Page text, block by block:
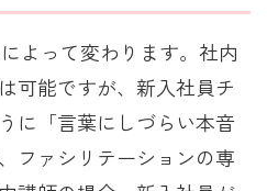
よって変わります。社内
可能ですが、新入社員チ
に「言葉にしづらい本音
ファシリテーションの専